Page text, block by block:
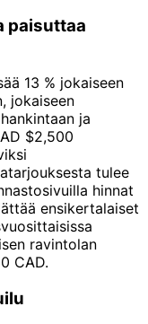
paisuttaa
13 % jokaiseen
jokaiseen
ja
$2,500
tulee
hinnat
ensikertalaiset
ravintolan
CAD.